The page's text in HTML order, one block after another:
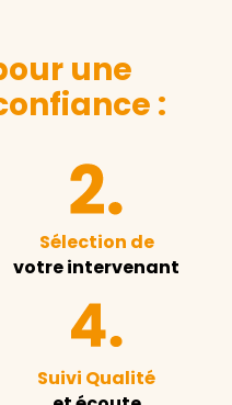
une
:
Sélection de
votre intervenant
Suivi Qualité